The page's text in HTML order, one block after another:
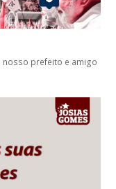
nosso prefeito e amigo